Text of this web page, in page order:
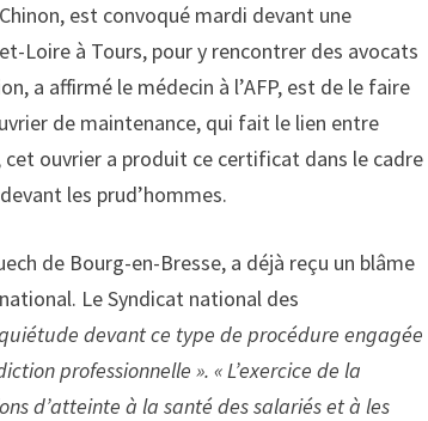
est convoqué mardi devant une
Loire à Tours, pour y rencontrer des avocats
a affirmé le médecin à l’AFP, est de le faire
de maintenance, qui fait le lien entre
ouvrier a produit ce certificat dans le cadre
les prud’hommes.
de Bourg-en-Bresse, a déjà reçu un blâme
Le Syndicat national des
devant ce type de procédure engagée
professionnelle ». « L’exercice de la
d’atteinte à la santé des salariés et à les